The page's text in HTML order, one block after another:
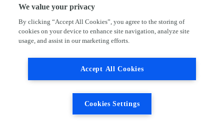
Financiële informatie
BTW/marge:BTW niet verrekenbaar voor ondernemers
(margeregeling)
aflevering pakket vanaf 599,-
Afleveringsbeurt waar de auto aan toe is, uitgevoerd volgens
fabrieksvoorschriften
12 maanden BOVAG aankoopgarantie
Gratis vervangend vervoer bij garantie werkzaamheden
We value your privacy
By clicking “Accept All Cookies”, you agree to the storing of
cookies on your device to enhance site navigation, analyze site
usage, and assist in our marketing efforts.
Accept All Cookies
Cookies Settings